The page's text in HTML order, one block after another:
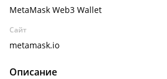
MetaMask Web3 Wallet
Сайт
metamask.io
Описание